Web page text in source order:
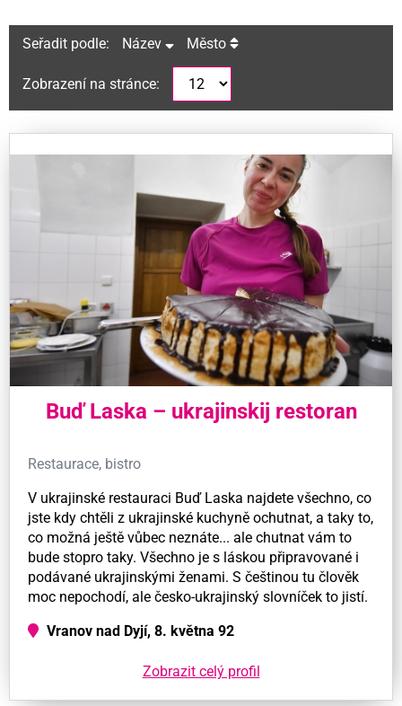
Seřadit podle: Název Město
Zobrazení na stránce:
Buď Laska – ukrajinskij restoran
Restaurace, bistro
V ukrajinské restauraci Buď Laska najdete všechno, co
jste kdy chtěli z ukrajinské kuchyně ochutnat, a taky to,
co možná ještě vůbec neznáte... ale chutnat vám to
bude stopro taky. Všechno je s láskou připravované i
podávané ukrajinskými ženami. S češtinou tu člověk
moc nepochodí, ale česko-ukrajinský slovníček to jistí.
Vranov nad Dyjí, 8. května 92
Zobrazit celý profil